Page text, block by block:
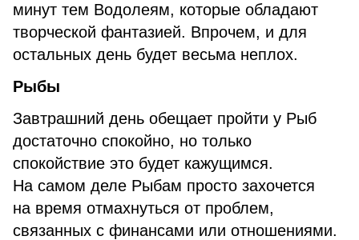
минут тем Водолеям, которые обладают
творческой фантазией. Впрочем, и для
остальных день будет весьма неплох.
Рыбы
Завтрашний день обещает пройти у Рыб
достаточно спокойно, но только
спокойствие это будет кажущимся.
На самом деле Рыбам просто захочется
на время отмахнуться от проблем,
связанных с финансами или отношениями.